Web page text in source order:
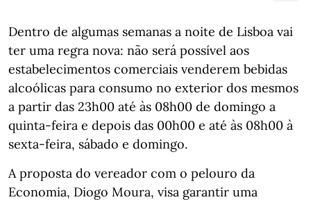
Dentro de algumas semanas a noite de Lisboa vai
ter uma regra nova: não será possível aos
estabelecimentos comerciais venderem bebidas
alcoólicas para consumo no exterior dos mesmos
a partir das 23h00 até às 08h00 de domingo a
quinta-feira e depois das 00h00 e até às 08h00 à
sexta-feira, sábado e domingo.
A proposta do vereador com o pelouro da
Economia, Diogo Moura, visa garantir uma